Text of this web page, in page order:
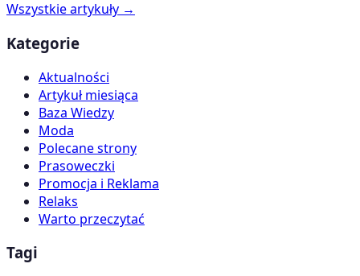
Wszystkie artykuły →
Kategorie
Aktualności
Artykuł miesiąca
Baza Wiedzy
Moda
Polecane strony
Prasoweczki
Promocja i Reklama
Relaks
Warto przeczytać
Tagi